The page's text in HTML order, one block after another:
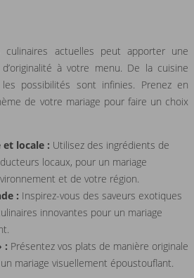
culinaires actuelles peut apporter une
à votre menu. De la cuisine
possibilités sont infinies. Prenez en
de votre mariage pour faire un choix
et locale : Utilisez des ingrédients de
locaux, pour un mariage
et de votre région.
: Inspirez-vous des saveurs exotiques
innovantes pour un mariage
: Présentez vos plats de manière originale
mariage visuellement époustouflant.